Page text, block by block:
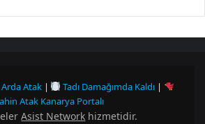
Arda Atak| Tadı Damağımda Kaldı |
Atak Kanarya Portalı
Asist Network hizmetidir.